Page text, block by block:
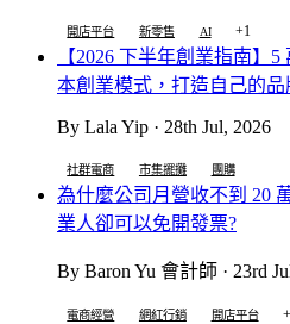
開店平台 新零售 AI +1
【2026 下半年創業指南】
本創業模式，打造自己的品
By Lala Yip · 28th Jul, 2026
社群電商 市集擺攤 團購
為什麼公司月營收不到 20
業人卻可以免開發票?
By Baron Yu 會計師 · 23rd
電商經營 網紅行銷 開店平台